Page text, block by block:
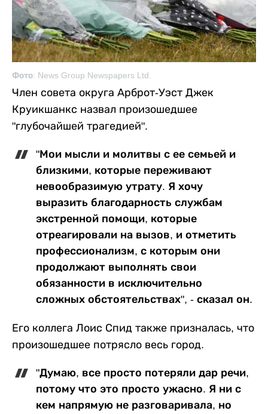
Фото: News Group Newspapers Ltd.
Член совета округа Арброт-Уэст Джек
Круикшанкс назвал произошедшее
"глубочайшей трагедией".
"Мои мысли и молитвы с ее семьей и
близкими, которые переживают
невообразимую утрату. Я хочу
выразить благодарность службам
экстренной помощи, которые
отреагировали на вызов, и отметить
профессионализм, с которым они
продолжают выполнять свои
обязанности в исключительно
сложных обстоятельствах", - сказал он.
Его коллега Лоис Спид также призналась, что
произошедшее потрясло весь город.
"Думаю, все просто потеряли дар речи,
потому что это просто ужасно. Я ни с
кем напрямую не разговаривала, но